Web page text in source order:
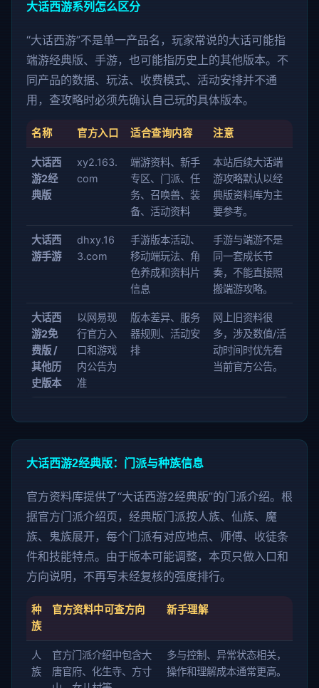
大话西游系列怎么区分
“大话西游”不是单一产品名，玩家常说的大话可能指
端游经典版、手游，也可能指历史上的其他版本。不
同产品的数据、玩法、收费模式、活动安排并不通
用，查攻略时必须先确认自己玩的具体版本。
名称 官方入口 适合查询内容 注意
大话西
游2经
典版
xy2.163.
com
端游资料、新手
专区、门派、任
务、召唤兽、装
备、活动资料
本站后续大话端
游攻略默认以经
典版资料库为主
要参考。
大话西
游手游
dhxy.16
3.com
手游版本活动、
移动端玩法、角
色养成和资料片
信息
手游与端游不是
同一套成长节
奏，不能直接照
搬端游攻略。
大话西
游2免
费版 /
其他历
史版本
以网易现
行官方入
口和游戏
内公告为
准
版本差异、服务
器规则、活动安
排
网上旧资料很
多，涉及数值/活
动时间时优先看
当前官方公告。
大话西游2经典版：门派与种族信息
官方资料库提供了“大话西游2经典版”的门派介绍。根
据官方门派介绍页，经典版门派按人族、仙族、魔
族、鬼族展开，每个门派有对应地点、师傅、收徒条
件和技能特点。由于版本可能调整，本页只做入口和
方向说明，不再写未经复核的强度排行。
种
族
官方资料中可查方向 新手理解
人
族
官方门派介绍中包含大
唐官府、化生寺、方寸
多与控制、异常状态相关，
操作和理解成本通常更高。